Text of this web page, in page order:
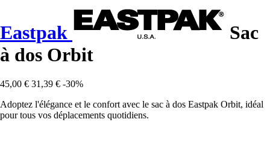
Eastpak
Sac
à dos Orbit
45,00 € 31,39 € -30%
Adoptez l'élégance et le confort avec le sac à dos Eastpak Orbit, idéal
pour tous vos déplacements quotidiens.